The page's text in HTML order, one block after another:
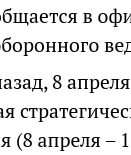
в
8
(8 апреля –